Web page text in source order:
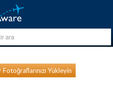
Fotoğraflarınızı Yükleyin